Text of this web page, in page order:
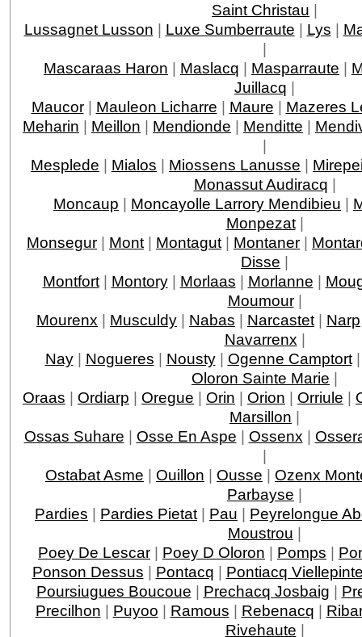
Saint Christau |
Lussagnet Lusson | Luxe Sumberraute | Lys |
|
Mascaraas Haron | Maslacq | Masparraute |
Juillacq |
Maucor| Mauleon Licharre | Maure | Mazeres
Meharin | Meillon | Mendionde | Menditte |
|
Mesplede | Mialos | Miossens Lanusse |
Monassut Audiracq |
Moncaup | Moncayolle Larrory Mendibieu |
Monpezat|
Monsegur | Mont | Montagut | Montaner |
Disse |
Montfort| Montory| Morlaas | Morlanne |
Moumour|
Mourenx | Musculdy | Nabas | Narcastet | Narp
Navarrenx |
Nay| Nogueres | Nousty| Ogenne Camptort
Oloron Sainte Marie |
Oraas | Ordiarp | Oregue | Orin | Orion | Orriule |
Marsillon |
Ossas Suhare | Osse En Aspe | Ossenx |
|
Ostabat Asme | Ouillon | Ousse | Ozenx
Parbayse |
Pardies | Pardies Pietat | Pau | Peyrelongue
Moustrou |
Poey De Lescar | Poey D Oloron | Pomps |
Ponson Dessus | Pontacq | Pontiacq
Poursiugues Boucoue | Prechacq Josbaig |
Precilhon | Puyoo | Ramous | Rebenacq |
Rivehaute |